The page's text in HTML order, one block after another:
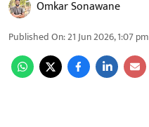
Omkar Sonawane
Published On:21 Jun 2026, 1:07 pm